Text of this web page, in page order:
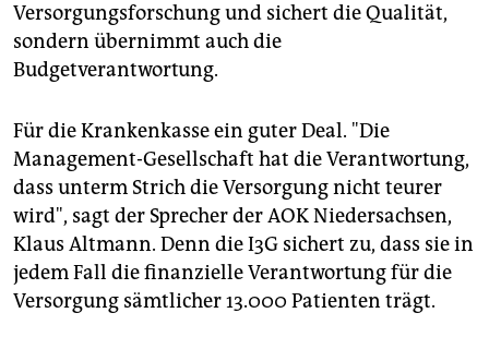
Versorgungsforschung und sichert die Qualität,
sondern übernimmt auch die
Budgetverantwortung.
Für die Krankenkasse ein guter Deal. "Die
Management-Gesellschaft hat die Verantwortung,
dass unterm Strich die Versorgung nicht teurer
wird", sagt der Sprecher der AOK Niedersachsen,
Klaus Altmann. Denn die I3G sichert zu, dass sie in
jedem Fall die finanzielle Verantwortung für die
Versorgung sämtlicher 13.000 Patienten trägt.